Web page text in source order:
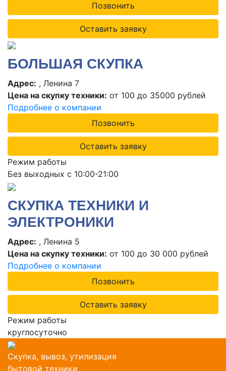
Позвонить
Оставить заявку
БОЛЬШАЯ СКУПКА
Адрес: , Ленина 7
Цена на скупку техники: от 100 до 35000 рублей
Подробнее о компании
Позвонить
Оставить заявку
Режим работы
Без выходных с 10:00-21:00
СКУПКА ТЕХНИКИ И
ЭЛЕКТРОНИКИ
Адрес: , Ленина 5
Цена на скупку техники: от 100 до 30 000 рублей
Подробнее о компании
Позвонить
Оставить заявку
Режим работы
круглосуточно
Скупка, вывоз, утилизация
бытовой техники